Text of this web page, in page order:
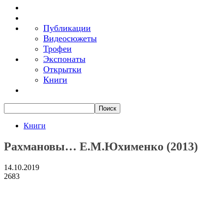
Публикации
Видеосюжеты
Трофеи
Экспонаты
Открытки
Книги
Книги
Рахмановы… Е.М.Юхименко (2013)
14.10.2019
2683